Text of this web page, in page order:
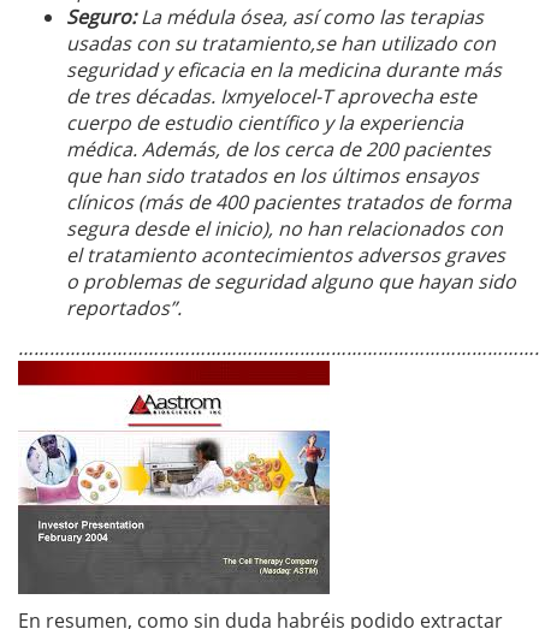
Seguro:La médula ósea, así como las terapias
usadas con su tratamiento,se han utilizado con
seguridad y eficacia en la medicina durante más
de tres décadas. Ixmyelocel-T aprovecha este
cuerpo de estudio científico y la experiencia
médica. Además, de los cerca de 200 pacientes
que han sido tratados en los últimos ensayos
clínicos (más de 400 pacientes tratados de forma
segura desde el inicio), no han relacionados con
el tratamiento acontecimientos adversos graves
o problemas de seguridad alguno que hayan sido
reportados”.
En resumen, como sin duda habréis podido extractar